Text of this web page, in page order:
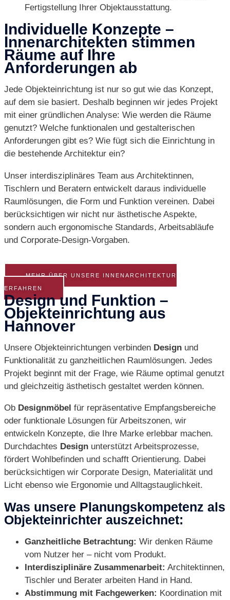
Fertigstellung Ihrer Objektausstattung.
Individuelle Konzepte –
Innenarchitekten stimmen
Räume auf Ihre
Anforderungen ab
Jede Objekteinrichtung ist nur so gut wie das Konzept,
auf dem sie basiert. Deshalb beginnen wir jedes Projekt
mit einer gründlichen Analyse: Wie werden die Räume
genutzt? Welche funktionalen und gestalterischen
Anforderungen gibt es? Wie fügt sich die Einrichtung in
die bestehende Architektur ein?
Unser interdisziplinäres Team aus Architektinnen,
Tischlern und Beratern entwickelt daraus individuelle
Raumlösungen, die Form und Funktion vereinen. Dabei
berücksichtigen wir nicht nur ästhetische Aspekte,
sondern auch ergonomische Standards, Arbeitsabläufe
und Corporate-Design-Vorgaben.
MEHR ÜBER UNSERE INNENARCHITEKTUR
ERFAHREN
Design und Funktion –
Objekteinrichtung aus
Hannover
Unsere Objekteinrichtungen verbinden Design und
Funktionalität zu ganzheitlichen Raumlösungen. Jedes
Projekt beginnt mit der Frage, wie Räume optimal genutzt
und gleichzeitig ästhetisch gestaltet werden können.
Ob Designmöbel für repräsentative Empfangsbereiche
oder funktionale Lösungen für Arbeitszonen, wir
entwickeln Konzepte, die Ihre Marke erlebbar machen.
Durchdachtes Design unterstützt Arbeitsprozesse,
fördert Wohlbefinden und schafft Orientierung. Dabei
berücksichtigen wir Corporate Design, Materialität und
Licht ebenso wie Ergonomie und Alltagstauglichkeit.
Was unsere Planungskompetenz als
Objekteinrichter auszeichnet:
Ganzheitliche Betrachtung: Wir denken Räume
vom Nutzer her – nicht vom Produkt.
Interdisziplinäre Zusammenarbeit: Architektinnen,
Tischler und Berater arbeiten Hand in Hand.
Abstimmung mit Fachgewerken: Koordination mit